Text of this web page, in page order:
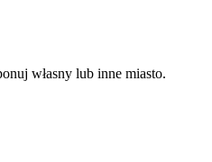
własny lub inne miasto.